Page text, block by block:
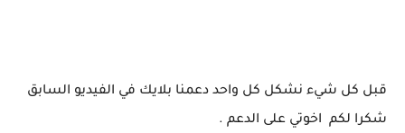
قبل كل شيء نشكل كل واحد دعمنا بلايك في الفيديو السابق
شكرا لكم اخوتي على الدعم .